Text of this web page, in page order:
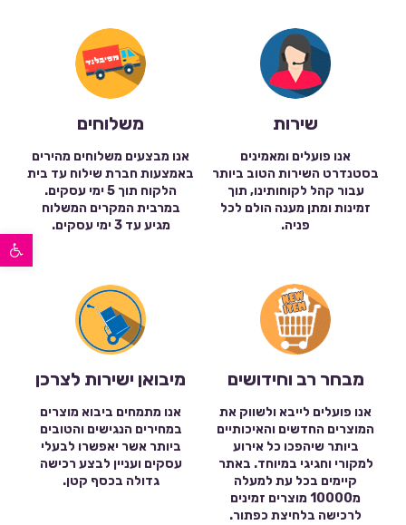
פתח סרגל נגישות
שירות
אנו פועלים ומאמינים
בסטנדרט השירות הטוב ביותר
עבור קהל לקוחותינו, תוך
זמינות ומתן מענה הולם לכל
פניה.
משלוחים
אנו מבצעים משלוחים מהירים
באמצעות חברת שילוח עד בית
הלקוח תוך 5 ימי עסקים.
במרבית המקרים המשלוח
מגיע עד 3 ימי עסקים.
מבחר רב וחידושים
אנו פועלים לייבא ולשווק את
המוצרים החדשים והאיכותיים
ביותר שיהפכו כל אירוע
למקורי וחגיגי במיוחד. באתר
קיימים בכל עת למעלה
מ10000 מוצרים זמינים
לרכישה בלחיצת כפתור.
מיבואן ישירות לצרכן
אנו מתמחים ביבוא מוצרים
במחירים הנגישים והטובים
ביותר אשר יאפשרו לבעלי
עסקים ועניין לבצע רכישה
גדולה בכסף קטן.